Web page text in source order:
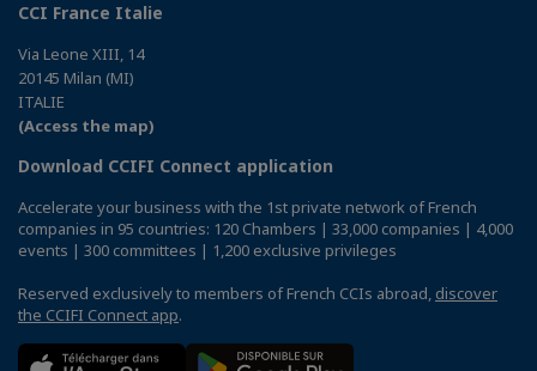
CCI France Italie
Via Leone XIII, 14
20145 Milan (MI)
ITALIE
(Access the map)
Download CCIFI Connect application
Accelerate your business with the 1st private network of French
companies in 95 countries: 120 Chambers | 33,000 companies | 4,000
events | 300 committees | 1,200 exclusive privileges
Reserved exclusively to members of French CCIs abroad, discover
the CCIFI Connect app.